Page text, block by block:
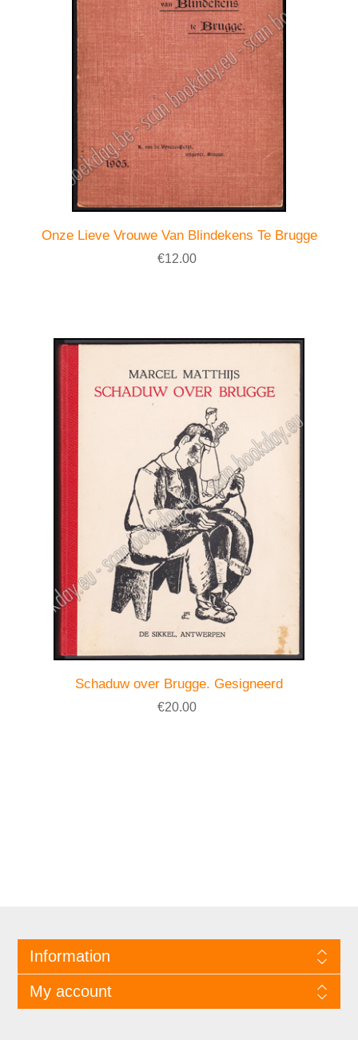
Onze Lieve Vrouwe Van Blindekens Te Brugge
€12.00
Schaduw over Brugge. Gesigneerd
€20.00
Information
My account